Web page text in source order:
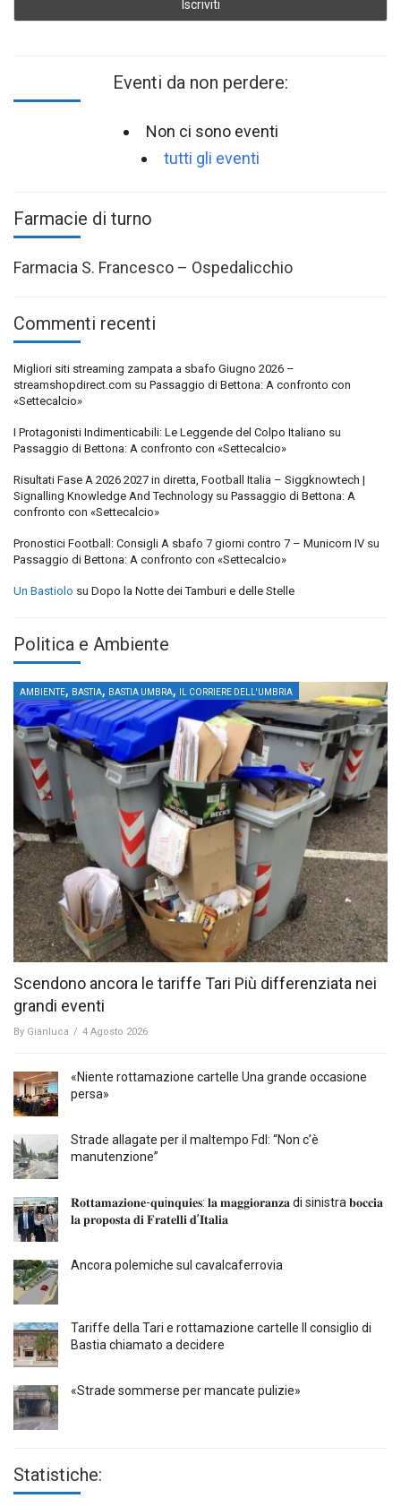
Eventi da non perdere:
Non ci sono eventi
tutti gli eventi
Farmacie di turno
Farmacia S. Francesco – Ospedalicchio
Commenti recenti
Migliori siti streaming zampata a sbafo Giugno 2026 –
streamshopdirect.com su Passaggio di Bettona: A confronto con
«Settecalcio»
I Protagonisti Indimenticabili: Le Leggende del Colpo Italiano su
Passaggio di Bettona: A confronto con «Settecalcio»
Risultati Fase A 2026 2027 in diretta, Football Italia – Siggknowtech |
Signalling Knowledge And Technology su Passaggio di Bettona: A
confronto con «Settecalcio»
Pronostici Football: Consigli A sbafo 7 giorni contro 7 – Municorn IV su
Passaggio di Bettona: A confronto con «Settecalcio»
Un Bastiolo su Dopo la Notte dei Tamburi e delle Stelle
Politica e Ambiente
AMBIENTE, BASTIA, BASTIA UMBRA, IL CORRIERE DELL'UMBRIA
Scendono ancora le tariffe Tari Più differenziata nei
grandi eventi
By Gianluca / 4 Agosto 2026
«Niente rottamazione cartelle Una grande occasione
persa»
Strade allagate per il maltempo FdI: “Non c’è
manutenzione”
𝐑𝐨𝐭𝐭𝐚𝐦𝐚𝐳𝐢𝐨𝐧𝐞-𝐪𝐮i𝐧𝐪𝐮𝐢𝐞𝐬: 𝐥𝐚 𝐦𝐚𝐠𝐠𝐢𝐨𝐫𝐚𝐧𝐳𝐚 di sinistra 𝐛𝐨𝐜𝐜𝐢𝐚
𝐥𝐚 𝐩𝐫𝐨𝐩𝐨𝐬𝐭𝐚 𝐝𝐢 𝐅𝐫𝐚𝐭𝐞𝐥𝐥𝐢 𝐝’𝐈𝐭𝐚𝐥𝐢𝐚
Ancora polemiche sul cavalcaferrovia
Tariffe della Tari e rottamazione cartelle Il consiglio di
Bastia chiamato a decidere
«Strade sommerse per mancate pulizie»
Statistiche: